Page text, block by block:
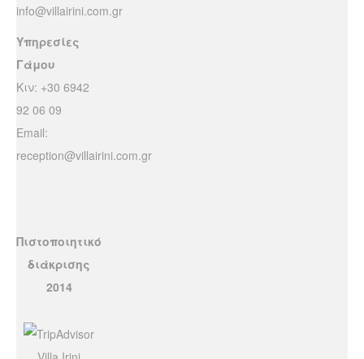
info@villairini.com.gr
Υπηρεσίες
Γάμου
Κιν: +30 6942
92 06 09
Email:
reception@villairini.com.gr
Πιστοποιητικό
διάκρισης
2014